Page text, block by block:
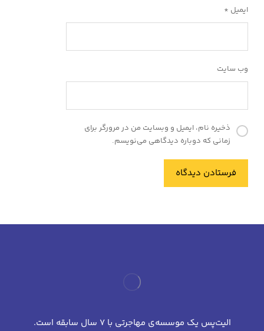
ایمیل *
وب‌ سایت
ذخیره نام، ایمیل و وبسایت من در مرورگر برای
زمانی که دوباره دیدگاهی می‌نویسم.
فرستادن دیدگاه
الیت‌پس یک موسسه‌ی مهاجرتی با 7 سال سابقه است.